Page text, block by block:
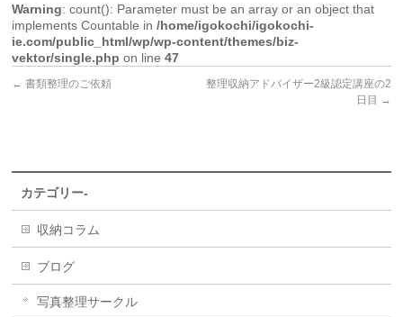
Warning: count(): Parameter must be an array or an object that
implements Countable in/home/igokochi/igokochi-
ie.com/public_html/wp/wp-content/themes/biz-
vektor/single.php on line47
← 書類整理のご依頼
整理収納アドバイザー2級認定講座の2
日目 →
カテゴリー-
収納コラム
ブログ
写真整理サークル